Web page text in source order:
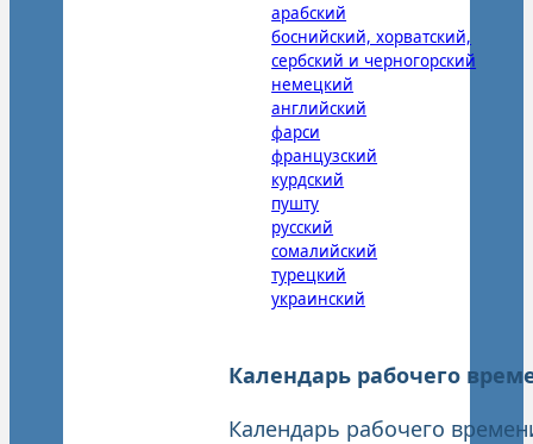
арабский
боснийский, хорватский,
сербский и черногорский
немецкий
английский
фарси
французский
курдский
пушту
русский
сомалийский
турецкий
украинский
Календарь рабочего
Календарь рабочего